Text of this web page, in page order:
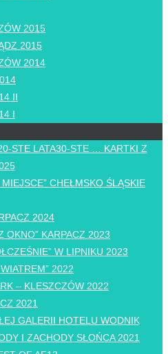
2015
2015
2014
II
I
STE LATA30-STE … KARTKI Z
MIEJSCE” CHEŁMSKO ŚLĄSKIE
2024
OKNO” KARPACZ 2023
W LIPNIKU 2023
2022
– KLESZCZÓW 2022
2021
GALERII HOTELU WODNIK
I ZACHODY SŁOŃCA 2021